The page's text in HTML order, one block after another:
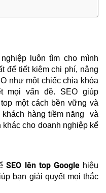
luôn tìm cho mình
để tiết kiệm chi phí, nâng
như một chiếc chìa khóa
mọi vấn đề. SEO giúp
một cách bền vững và
hàng tiềm năng  và
cho doanh nghiệp kể
SEO lên top Google hiệu
bạn giải quyết mọi thắc